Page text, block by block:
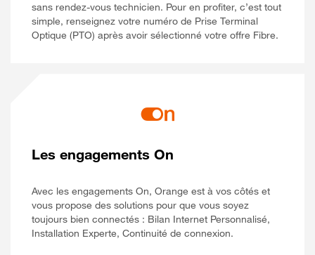
sans rendez-vous technicien. Pour en profiter, c’est tout
simple, renseignez votre numéro de Prise Terminal
Optique (PTO) après avoir sélectionné votre offre Fibre.
Les engagements On
Avec les engagements On, Orange est à vos côtés et
vous propose des solutions pour que vous soyez
toujours bien connectés : Bilan Internet Personnalisé,
Installation Experte, Continuité de connexion.